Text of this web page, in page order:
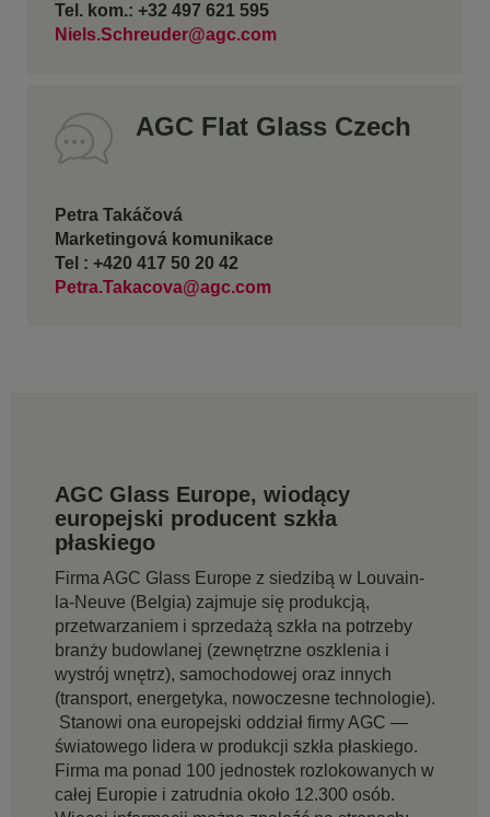
Tel. kom.: +32 497 621 595
Niels.Schreuder@agc.com
AGC Flat Glass Czech
Petra Takáčová
Marketingová komunikace
Tel : +420 417 50 20 42
Petra.Takacova@agc.com
AGC Glass Europe, wiodący
europejski producent szkła
płaskiego
Firma AGC Glass Europe z siedzibą w Louvain-
la-Neuve (Belgia) zajmuje się produkcją,
przetwarzaniem i sprzedażą szkła na potrzeby
branży budowlanej (zewnętrzne oszklenia i
wystrój wnętrz), samochodowej oraz innych
(transport, energetyka, nowoczesne technologie).
Stanowi ona europejski oddział firmy AGC —
światowego lidera w produkcji szkła płaskiego.
Firma ma ponad 100 jednostek rozlokowanych w
całej Europie i zatrudnia około 12.300 osób.